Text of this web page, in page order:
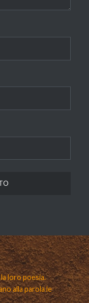
loro poesia.
alla parola le